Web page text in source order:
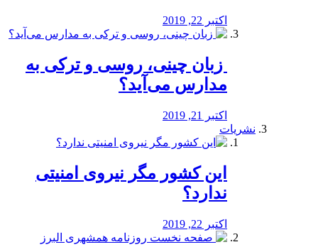
اکتبر 22, 2019
️ زبان چینی، روسی و ترکی به
مدارس می‌آید؟
اکتبر 21, 2019
نشریات
این کشور مگر نیروی امنیتی
ندارد؟
اکتبر 22, 2019